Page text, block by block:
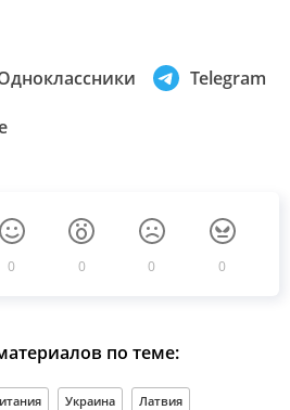
Telegram
0 0 0 0
по теме:
Украина Латвия